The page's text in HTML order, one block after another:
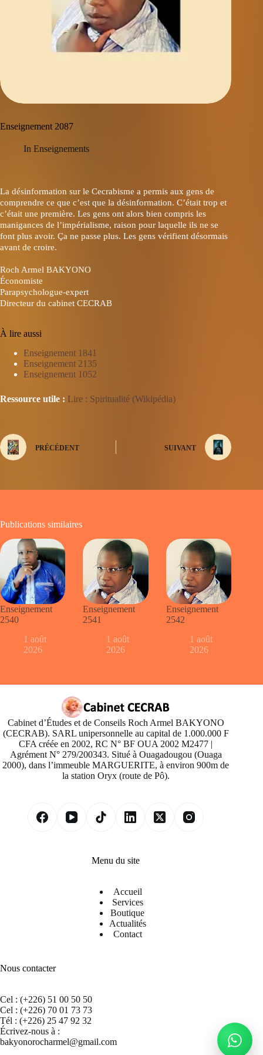
Enseignement 2087
In Enseignements
La désinformation sur le Cecrabisme a permis aux gens de
comprendre ce que c’est que la désinformation. C’était trop et
c’était une première. Les gens ont alors bien compris les
manigances de l’impérialisme, raison pour laquelle ils ne se
font plus avoir. Ça ne passe plus. Les gens vérifient désormais
avant de croire.
Roch Armel BAKYONO
Économiste
Parapsychologue-expert
Directeur du cabinet CECRAB
À lire aussi
Enseignement 1841
Enseignement 2135
Enseignement 1052
Ressource utile : Lire : Spiritualité (Wikipédia)
PRÉCÉDENT SUIVANT
Publications similaires
Enseignement
2540
1 août
2026
Enseignement
2541
1 août
2026
Enseignement
2542
1 août
2026
Cabinet d’Études et de Conseils Roch Armel BAKYONO
(CECRAB). SARL unipersonnelle au capital de 1.000.000 F
CFA créée en 2002, RC N° BF OUA 2002 M2477 |
Agrément N° 279/200343. Situé à Ouagadougou (Ouaga
2000), dans l’immeuble MARGUERITE, à environ 900m de
la station Oryx (route de Pô).
Menu du site
Accueil
Services
Boutique
Actualités
Contact
Nous contacter
Cel : (+226) 51 00 50 50
Cel : (+226) 70 01 73 73
Tél : (+226) 25 47 92 32
Écrivez-nous à :
bakyonorocharmel@gmail.com